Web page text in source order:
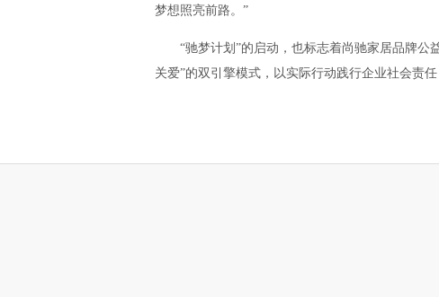
梦想照亮前路。”
“驰梦计划”的启动，也标志着尚驰家居品牌公
关爱”的双引擎模式，以实际行动践行企业社会责